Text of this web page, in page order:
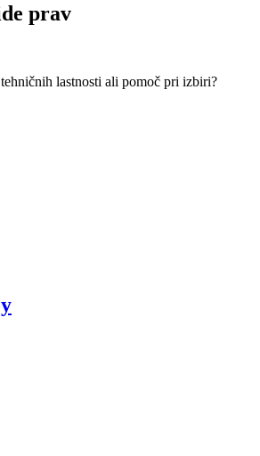
prav
lastnosti ali pomoč pri izbiri?